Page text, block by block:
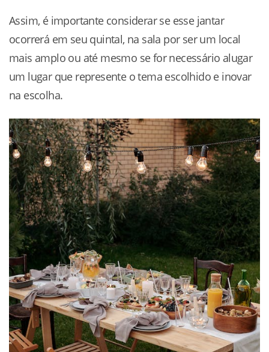
Assim, é importante considerar se esse jantar
ocorrerá em seu quintal, na sala por ser um local
mais amplo ou até mesmo se for necessário alugar
um lugar que represente o tema escolhido e inovar
na escolha.